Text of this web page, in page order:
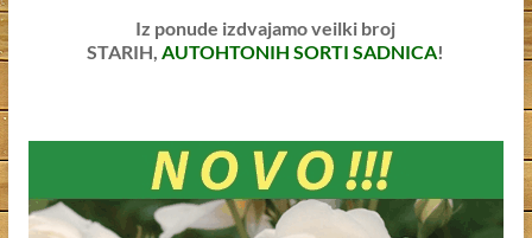
Iz ponude izdvajamo veilki broj
STARIH,AUTOHTONIH SORTI SADNICA!